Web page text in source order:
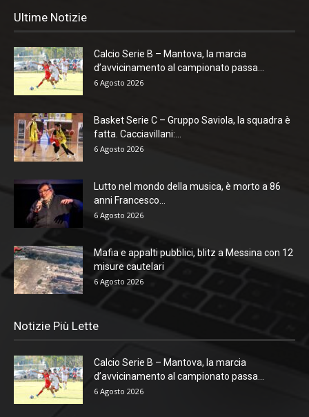
Ultime Notizie
Calcio Serie B – Mantova, la marcia
d’avvicinamento al campionato passa...
6 Agosto 2026
Basket Serie C – Gruppo Saviola, la squadra è
fatta. Cacciavillani:...
6 Agosto 2026
Lutto nel mondo della musica, è morto a 86
anni Francesco...
6 Agosto 2026
Mafia e appalti pubblici, blitz a Messina con 12
misure cautelari
6 Agosto 2026
Notizie Più Lette
Calcio Serie B – Mantova, la marcia
d’avvicinamento al campionato passa...
6 Agosto 2026